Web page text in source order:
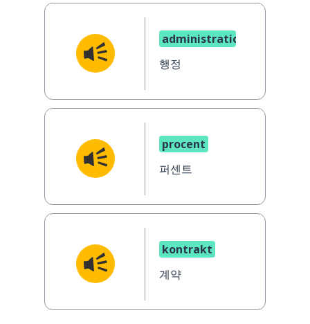
administration
행정
procent
퍼센트
kontrakt
계약